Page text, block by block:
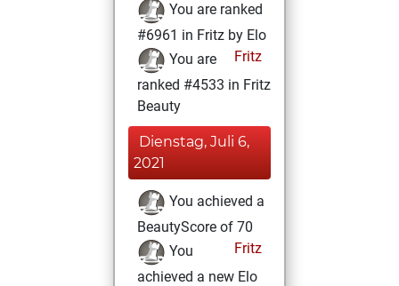
You are ranked
#6961 in Fritz by Elo
Fritz
You are
ranked #4533 in Fritz
Beauty
Dienstag, Juli 6,
2021
You achieved a
BeautyScore of 70
Fritz
You
achieved a new Elo